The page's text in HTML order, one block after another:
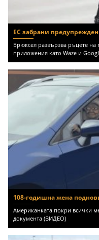
ЕС забрани
Брюксел развързва ръцете на
приложения като Waze и
108-годишна жена
Американката покри всички
документа (ВИДЕО)